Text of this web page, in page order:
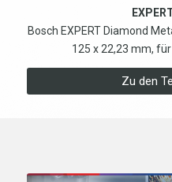
Bosch EXPERT Diamond
125 x 22,23 mm,
Zu den